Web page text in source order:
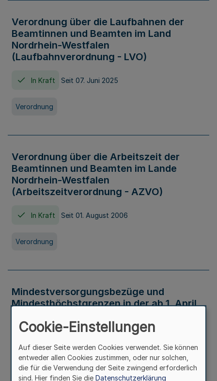
Verordnung über die Laufbahnen der
Beamtinnen und Beamten im Land
Nordrhein-Westfalen
(Laufbahnverordnung - LVO)
In Kraft Seit 07. Juni 2025
Verordnung
Verordnung über die Arbeitszeit der
Beamtinnen und Beamten im Lande
Nordrhein-Westfalen
(Arbeitszeitverordnung - AZVO)
In Kraft Seit 01. August 2006
Verordnung
Mindestversorgungsbezüge und
Mindesthöchstgrenzen in der ab 1. April
Verwaltungsvorschrift
Cookie-Einstellungen
Auf dieser Seite werden Cookies verwendet. Sie können
entweder allen Cookies zustimmen, oder nur solchen,
die für die Verwendung der Seite zwingend erforderlich
sind. Hier finden Sie die Datenschutzerklärung